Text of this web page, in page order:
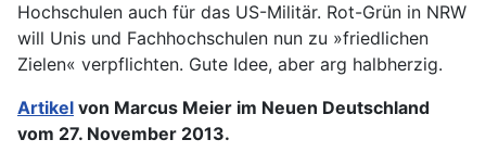
Hochschulen auch für das US-Militär. Rot-Grün in NRW
will Unis und Fachhochschulen nun zu »friedlichen
Zielen« verpflichten. Gute Idee, aber arg halbherzig.
Artikel von Marcus Meier im Neuen Deutschland
vom 27. November 2013.